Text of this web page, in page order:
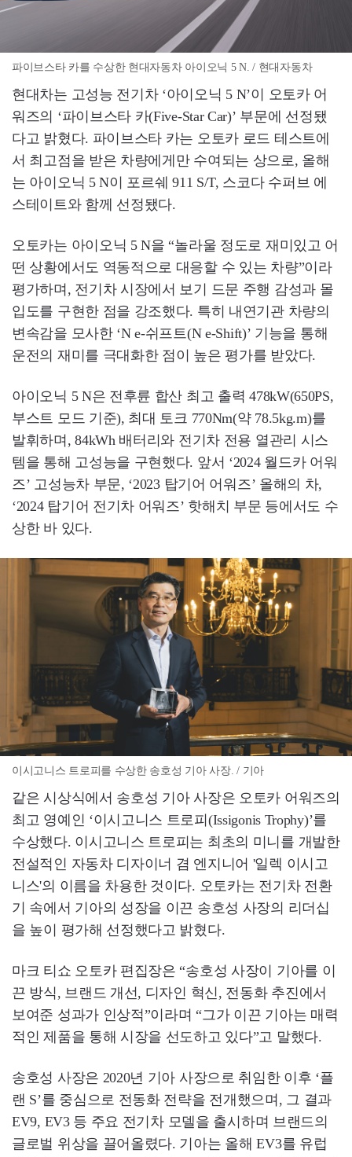
파이브스타 카를 수상한 현대자동차 아이오닉 5 N. / 현대자동차
현대차는 고성능 전기차 ‘아이오닉 5 N’이 오토카 어
워즈의 ‘파이브스타 카(Five-Star Car)’ 부문에 선정됐
다고 밝혔다. 파이브스타 카는 오토카 로드 테스트에
서 최고점을 받은 차량에게만 수여되는 상으로, 올해
는 아이오닉 5 N이 포르쉐 911 S/T, 스코다 수퍼브 에
스테이트와 함께 선정됐다.
오토카는 아이오닉 5 N을 “놀라울 정도로 재미있고 어
떤 상황에서도 역동적으로 대응할 수 있는 차량”이라
평가하며, 전기차 시장에서 보기 드문 주행 감성과 몰
입도를 구현한 점을 강조했다. 특히 내연기관 차량의
변속감을 모사한 ‘N e-쉬프트(N e-Shift)’ 기능을 통해
운전의 재미를 극대화한 점이 높은 평가를 받았다.
아이오닉 5 N은 전후륜 합산 최고 출력 478kW(650PS,
부스트 모드 기준), 최대 토크 770Nm(약 78.5kg.m)를
발휘하며, 84kWh 배터리와 전기차 전용 열관리 시스
템을 통해 고성능을 구현했다. 앞서 ‘2024 월드카 어워
즈’ 고성능차 부문, ‘2023 탑기어 어워즈’ 올해의 차,
‘2024 탑기어 전기차 어워즈’ 핫해치 부문 등에서도 수
상한 바 있다.
이시고니스 트로피를 수상한 송호성 기아 사장. / 기아
같은 시상식에서 송호성 기아 사장은 오토카 어워즈의
최고 영예인 ‘이시고니스 트로피(Issigonis Trophy)’를
수상했다. 이시고니스 트로피는 최초의 미니를 개발한
전설적인 자동차 디자이너 겸 엔지니어 '일렉 이시고
니스'의 이름을 차용한 것이다. 오토카는 전기차 전환
기 속에서 기아의 성장을 이끈 송호성 사장의 리더십
을 높이 평가해 선정했다고 밝혔다.
마크 티쇼 오토카 편집장은 “송호성 사장이 기아를 이
끈 방식, 브랜드 개선, 디자인 혁신, 전동화 추진에서
보여준 성과가 인상적”이라며 “그가 이끈 기아는 매력
적인 제품을 통해 시장을 선도하고 있다”고 말했다.
송호성 사장은 2020년 기아 사장으로 취임한 이후 ‘플
랜 S’를 중심으로 전동화 전략을 전개했으며, 그 결과
EV9, EV3 등 주요 전기차 모델을 출시하며 브랜드의
글로벌 위상을 끌어올렸다. 기아는 올해 EV3를 유럽